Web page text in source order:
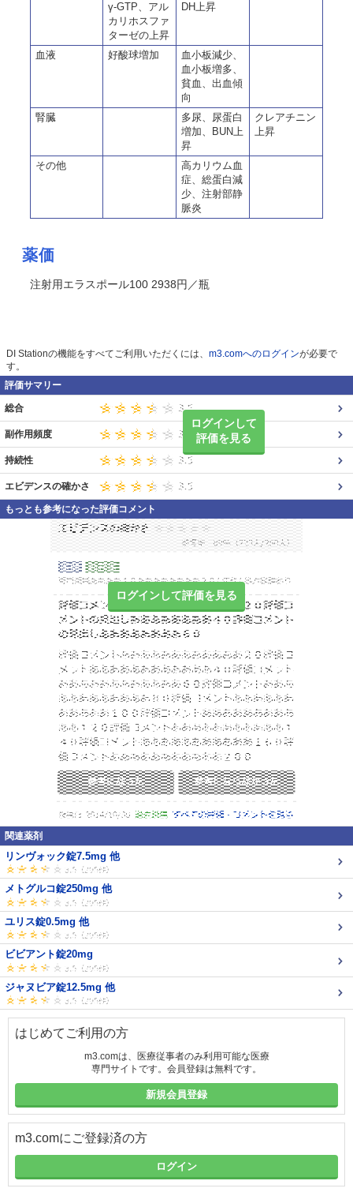
γ-GTP、アル
カリホスファ
ターゼの上昇
DH上昇
血液 好酸球増加
血小板減少、
血小板増多、
貧血、出血傾
向
腎臓
多尿、尿蛋白
増加、BUN上
昇
クレアチニン
上昇
その他
高カリウム血
症、総蛋白減
少、注射部静
脈炎
薬価
注射用エラスポール100 2938円／瓶
DI Stationの機能をすべてご利用いただくには、 m3.comへのログインが必要で
す。
評価サマリー
ログインして
評価を見る
総合
副作用頻度
持続性
エビデンスの確かさ
もっとも参考になった評価コメント
ログインして評価を見る
関連薬剤
リンヴォック錠7.5mg 他
メトグルコ錠250mg 他
ユリス錠0.5mg 他
ビビアント錠20mg
ジャヌビア錠12.5mg 他
はじめてご利用の方
m3.comは、医療従事者のみ利用可能な医療
専門サイトです。会員登録は無料です。
新規会員登録
m3.comにご登録済の方
ログイン